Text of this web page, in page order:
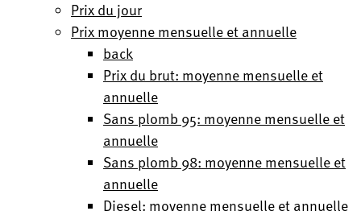
Prix du jour
Prix moyenne mensuelle et annuelle
back
Prix du brut: moyenne mensuelle et
annuelle
Sans plomb 95: moyenne mensuelle et
annuelle
Sans plomb 98: moyenne mensuelle et
annuelle
Diesel: moyenne mensuelle et annuelle